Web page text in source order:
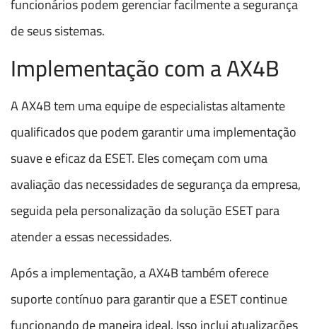
funcionários podem gerenciar facilmente a segurança
de seus sistemas.
Implementação com a AX4B
A AX4B tem uma equipe de especialistas altamente
qualificados que podem garantir uma implementação
suave e eficaz da ESET. Eles começam com uma
avaliação das necessidades de segurança da empresa,
seguida pela personalização da solução ESET para
atender a essas necessidades.
Após a implementação, a AX4B também oferece
suporte contínuo para garantir que a ESET continue